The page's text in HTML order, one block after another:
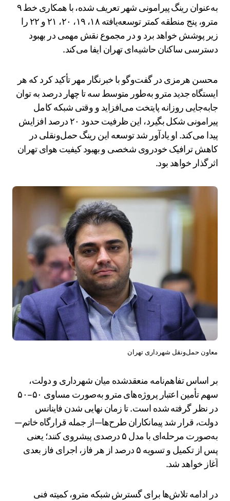
به‌عنوان رینگ پیرامونی شهر تعریف شده، با همکاری خط ۹
مترو، پنج منطقه کمتر توسعه‌یافته ۱۸، ۱۹، ۲۰، ۲۱ و ۲۲ را
زیر پوشش خواهد برد و در مجموع نقش مهمی در بهبود
دسترسی ساکنان حاشیه‌ای تهران ایفا می‌کند.
محسن هرمزی در گفت‌وگو با خبرنگار مهر تأکید کرد که هر
ایستگاه جدید مترو به‌طور متوسط سه تا چهار درصد به توان
جابه‌جایی روزانه پایتخت می‌افزاید و وقتی شبکه کامل
پیرامونی شکل بگیرد، این ظرفیت حدود ۲۰ درصد افزایش
پیدا می‌کند. او یادآور شد توسعه این رینگ حمل‌ونقلی در
کاهش ترافیک خودروی شخصی و بهبود کیفیت هوای تهران
اثرگذار خواهد بود.
معاون حمل‌ونقل شهرداری تهران
بر اساس تفاهم‌نامه منعقدشده میان شهرداری و دولت،
سهم تأمین اعتبار پروژه‌های مترو به‌صورت مساوی ۵۰–۵۰
در نظر گرفته شده است. تا زمان نهایی شدن فاینانس
دولت، قرار شد پیمانکاران طرح‌ها—از جمله قرارگاه خاتم—
به‌صورت مرحله‌ای با مدل ۵ درصدی پیشروی کنند؛ یعنی
پس از تکمیل و تسویه ۵ درصد از هر فاز، اجرای فاز بعدی
آغاز خواهد شد.
در ادامه تلاش‌ها برای گسترش شبکه مترو، کمیته فنی